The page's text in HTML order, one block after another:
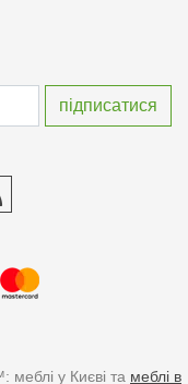
у Києві та меблі в